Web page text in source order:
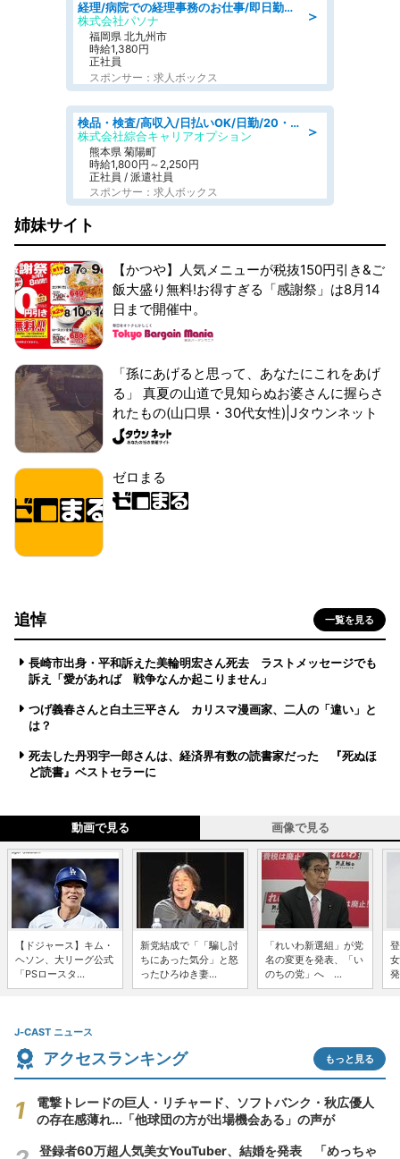
＞
経理/病院での経理事務のお仕事/即日勤務可/車通勤可/経理/一般事務
株式会社パソナ
福岡県 北九州市
時給1,380円
正社員
スポンサー：求人ボックス
＞
検品・検査/高収入/日払いOK/日勤/20・30・40代活躍中/製造 工場
株式会社綜合キャリアオプション
熊本県 菊陽町
時給1,800円～2,250円
正社員 / 派遣社員
スポンサー：求人ボックス
姉妹サイト
【かつや】人気メニューが税抜150円引き&ご
飯大盛り無料!お得すぎる「感謝祭」は8月14
日まで開催中。
「孫にあげると思って、あなたにこれをあげ
る」 真夏の山道で見知らぬお婆さんに握らさ
れたもの(山口県・30代女性)|Jタウンネット
ゼロまる
追悼 一覧を見る
長崎市出身・平和訴えた美輪明宏さん死去 ラストメッセージでも
訴え「愛があれば 戦争なんか起こりません」
つげ義春さんと白土三平さん カリスマ漫画家、二人の「違い」と
は？
死去した丹羽宇一郎さんは、経済界有数の読書家だった 『死ぬほ
ど読書』ベストセラーに
動画で見る 画像で見る
【ドジャース】キム・
ヘソン、大リーグ公式
「PSロースタ...
新党結成で「「騙し討
ちにあった気分」と怒
ったひろゆき妻...
「れいわ新選組」が党
名の変更を発表、「い
のちの党」へ ...
J-CAST ニュース
アクセスランキング もっと見る
電撃トレードの巨人・リチャード、ソフトバンク・秋広優人
の存在感薄れ...「他球団の方が出場機会ある」の声が
登録者60万超人気美女YouTuber、結婚を発表 「めっちゃ